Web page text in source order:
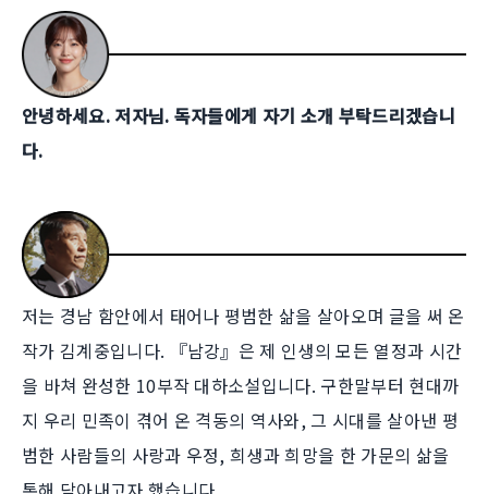
안녕하세요. 저자님. 독자들에게 자기 소개 부탁드리겠습니
다.
저는 경남 함안에서 태어나 평범한 삶을 살아오며 글을 써 온
작가 김계중입니다. 『남강』은 제 인생의 모든 열정과 시간
을 바쳐 완성한 10부작 대하소설입니다. 구한말부터 현대까
지 우리 민족이 겪어 온 격동의 역사와, 그 시대를 살아낸 평
범한 사람들의 사랑과 우정, 희생과 희망을 한 가문의 삶을